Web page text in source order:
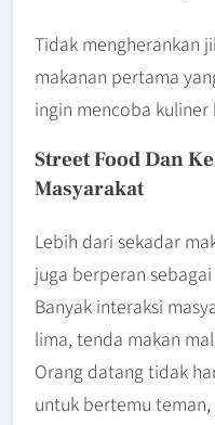
Tidak mengherankan
makanan pertama
ingin mencoba kuliner
Street Food Dan
Masyarakat
Lebih dari sekadar
juga berperan
Banyak interaksi
lima, tenda makan
Orang datang tidak
untuk bertemu